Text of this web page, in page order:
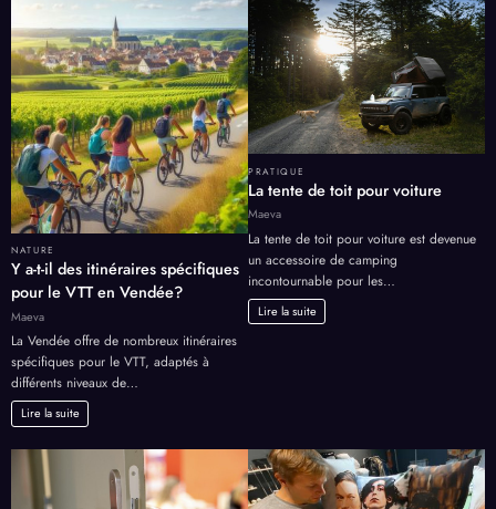
NATURE
Y a-t-il des itinéraires spécifiques
pour le VTT en Vendée?
Maeva
La Vendée offre de nombreux itinéraires
spécifiques pour le VTT, adaptés à
différents niveaux de…
Lire la suite
PRATIQUE
La tente de toit pour voiture
Maeva
La tente de toit pour voiture est devenue
un accessoire de camping
incontournable pour les…
Lire la suite